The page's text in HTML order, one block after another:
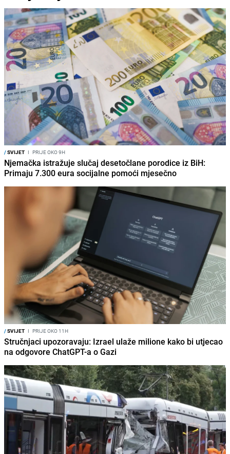
/SVIJET I PRIJE OKO 9H
Njemačka istražuje slučaj desetočlane porodice iz BiH:
Primaju 7.300 eura socijalne pomoći mjesečno
/SVIJET I PRIJE OKO 11H
Stručnjaci upozoravaju: Izrael ulaže milione kako bi utjecao
na odgovore ChatGPT-a o Gazi